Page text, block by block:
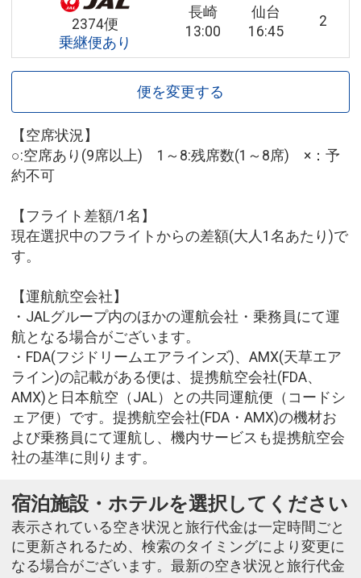
2374便
乗継便あり
長崎
13:00
仙台
16:45
2
便を変更する
【空席状況】
○:空席あり(9席以上) 1～8:残席数(1～8席) ×：予
約不可
【フライト差額/1名】
現在選択中のフライトからの差額(大人1名あたり)で
す。
【運航航空会社】
・JALグループ内のほかの運航会社・乗務員にて運
航となる場合がございます。
・FDA(フジドリームエアラインズ)、AMX(天草エア
ライン)の記載がある便は、提携航空会社(FDA、
AMX)と日本航空（JAL）との共同運航便（コードシ
ェア便）です。提携航空会社(FDA・AMX)の機材お
よび乗務員にて運航し、機内サービスも提携航空会
社の基準に則ります。
宿泊施設・ホテルを選択してください
表示されている空き状況と旅行代金は一定時間ごと
に更新されるため、検索のタイミングにより変更に
なる場合がございます。最新の空き状況と旅行代金